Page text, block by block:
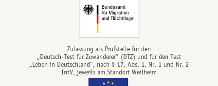
Zulassung als Prüfstelle für den
„Deutsch-Test für Zuwanderer” (DTZ) und für den Test
„Leben in Deutschland”, nach § 17, Abs. 1, Nr. 1 und Nr. 2
IntV, jeweils am Standort Weilheim